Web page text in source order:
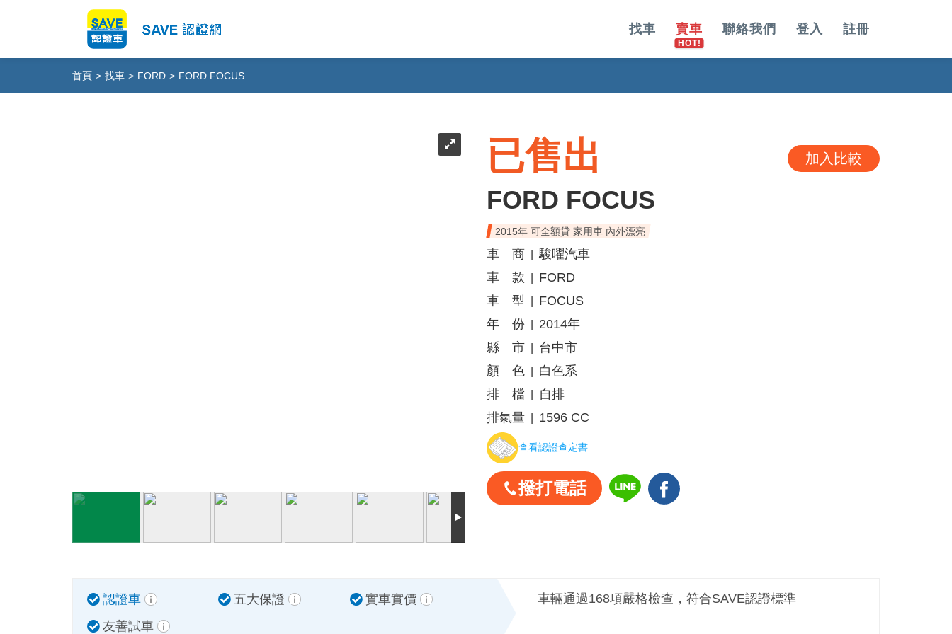
找車 賣車 聯絡我們 登入 註冊
首頁 > 找車 > FORD > FORD FOCUS
已售出 加入比較
FORD FOCUS
2015年 可全額貸 家用車 內外漂亮
車 商
駿曜汽車
車 款
FORD
車 型
FOCUS
年 份
2014年
縣 市
台中市
顏 色
白色系
排 檔
自排
排氣量
1596 CC
查看認證查定書
撥打電話
認證車 五大保證
實車實價
友善試車
車輛通過168項嚴格檢查，符合SAVE認證標準